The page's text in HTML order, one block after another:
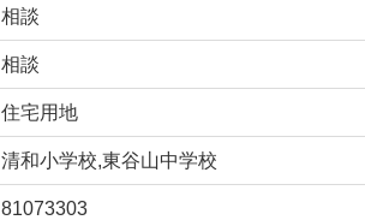
相談
相談
住宅用地
清和小学校,東谷山中学校
81073303